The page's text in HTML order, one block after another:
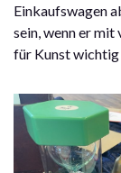
Einkaufswagen
sein, wenn er
für Kunst wichtig